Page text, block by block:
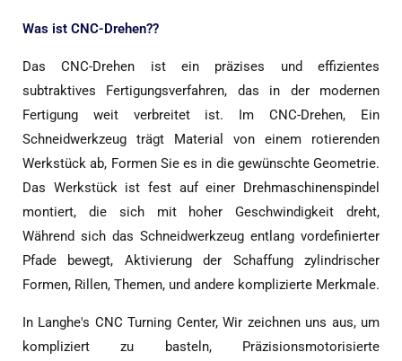
Was ist CNC-Drehen??
Das CNC-Drehen ist ein präzises und effizientes
subtraktives Fertigungsverfahren, das in der modernen
Fertigung weit verbreitet ist. Im CNC-Drehen, Ein
Schneidwerkzeug trägt Material von einem rotierenden
Werkstück ab, Formen Sie es in die gewünschte Geometrie.
Das Werkstück ist fest auf einer Drehmaschinenspindel
montiert, die sich mit hoher Geschwindigkeit dreht,
Während sich das Schneidwerkzeug entlang vordefinierter
Pfade bewegt, Aktivierung der Schaffung zylindrischer
Formen, Rillen, Themen, und andere komplizierte Merkmale.
In Langhe's CNC Turning Center, Wir zeichnen uns aus, um
kompliziert zu basteln, Präzisionsmotorisierte